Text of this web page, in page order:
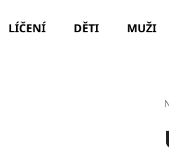
LÍČENÍ DĚTI MUŽI